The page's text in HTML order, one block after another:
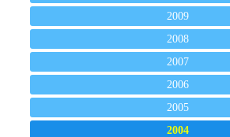
2009
2008
2007
2006
2005
2004